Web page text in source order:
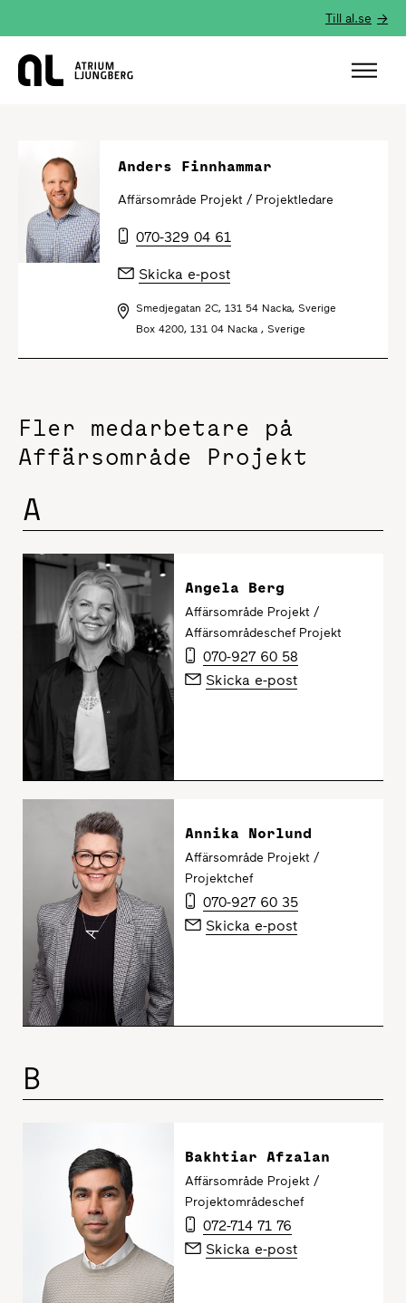
Till al.se
Hem
Anders Finnhammar
Affärsområde Projekt / Projektledare
070-329 04 61
Skicka e-post
Smedjegatan 2C, 131 54 Nacka, Sverige
Box 4200, 131 04 Nacka , Sverige
Fler medarbetare på
Affärsområde Projekt
A
Angela Berg
Affärsområde Projekt /
Affärsområdeschef Projekt
070-927 60 58
Skicka e-post
Annika Norlund
Affärsområde Projekt /
Projektchef
070-927 60 35
Skicka e-post
B
Bakhtiar Afzalan
Affärsområde Projekt /
Projektområdeschef
072-714 71 76
Skicka e-post